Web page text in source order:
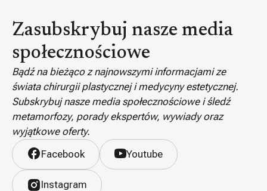
Zasubskrybuj nasze media
społecznościowe
Bądź na bieżąco z najnowszymi informacjami ze
świata chirurgii plastycznej i medycyny estetycznej.
Subskrybuj nasze media społecznościowe i śledź
metamorfozy, porady ekspertów, wywiady oraz
wyjątkowe oferty.
Facebook
Youtube
Instagram